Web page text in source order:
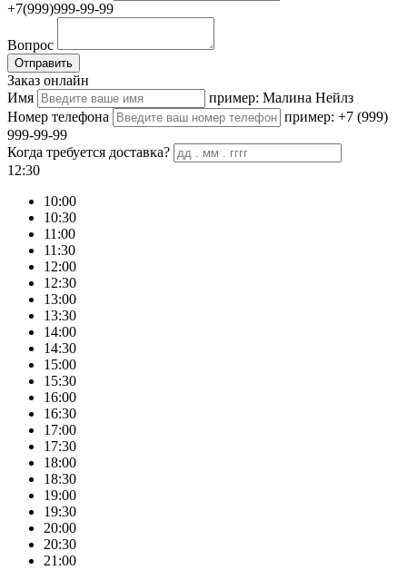
+7(999)999-99-99
Вопрос
Отправить
Заказ онлайн
Имя
пример: Малина Нейлз
Номер телефона
пример: +7 (999)
999-99-99
Когда требуется доставка?
12:30
10:00
10:30
11:00
11:30
12:00
12:30
13:00
13:30
14:00
14:30
15:00
15:30
16:00
16:30
17:00
17:30
18:00
18:30
19:00
19:30
20:00
20:30
21:00